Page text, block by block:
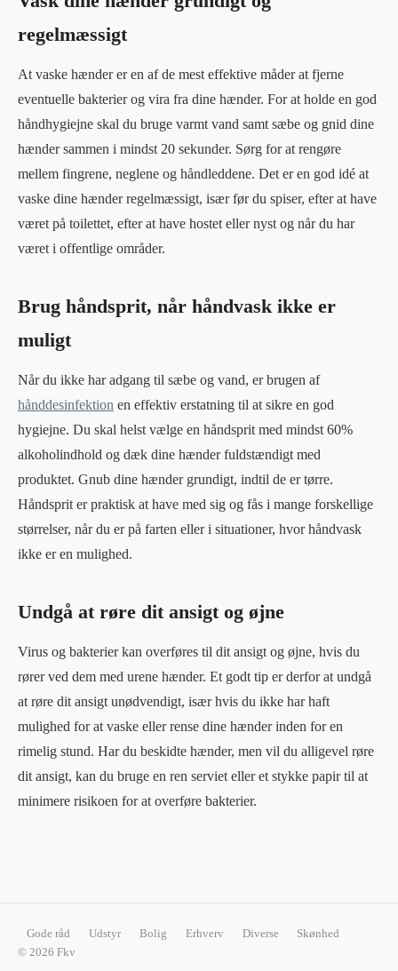
regelmæssigt
At vaske hænder er en af ​​de mest effektive måder at fjerne
eventuelle bakterier og vira fra dine hænder. For at holde en god
håndhygiejne skal du bruge varmt vand samt sæbe og gnid dine
hænder sammen i mindst 20 sekunder. Sørg for at rengøre
mellem fingrene, neglene og håndleddene. Det er en god idé at
vaske dine hænder regelmæssigt, især før du spiser, efter at have
været på toilettet, efter at have hostet eller nyst og når du har
været i offentlige områder.
Brug håndsprit, når håndvask ikke er
muligt
Når du ikke har adgang til sæbe og vand, er brugen af ​
hånddesinfektion en effektiv erstatning til at sikre en god
hygiejne. Du skal helst vælge en håndsprit med mindst 60%
alkoholindhold og dæk dine hænder fuldstændigt med
produktet. Gnub dine hænder grundigt, indtil de er tørre.
Håndsprit er praktisk at have med sig og fås i mange forskellige
størrelser, når du er på farten eller i situationer, hvor håndvask
ikke er en mulighed.
Undgå at røre dit ansigt og øjne
Virus og bakterier kan overføres til dit ansigt og øjne, hvis du
rører ved dem med urene hænder. Et godt tip er derfor at undgå
at røre dit ansigt unødvendigt, især hvis du ikke har haft
mulighed for at vaske eller rense dine hænder inden for en
rimelig stund. Har du beskidte hænder, men vil du alligevel røre
dit ansigt, kan du bruge en ren serviet eller et stykke papir til at
minimere risikoen for at overføre bakterier.
Gode råd Udstyr Bolig Erhverv Diverse
Skønhed
© 2026 Fkv